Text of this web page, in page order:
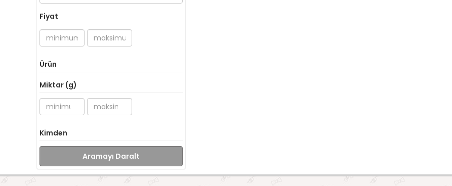
Fiyat
Ürün
Miktar (g)
Kimden
Aramayı Daralt